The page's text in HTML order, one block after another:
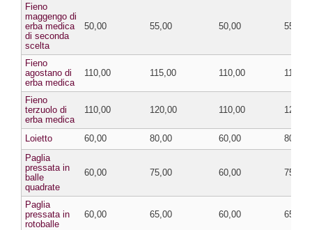
Fieno
maggengo di
erba medica
di seconda
scelta
50,00 55,00 50,00 55,00
Fieno
agostano di
erba medica
110,00 115,00 110,00 115,00
Fieno
terzuolo di
erba medica
110,00 120,00 110,00 120,00
Loietto 60,00 80,00 60,00
80,00
Paglia
pressata in
balle
quadrate
60,00 75,00 60,00 75,00
Paglia
pressata in
rotoballe
60,00 65,00 60,00 65,00